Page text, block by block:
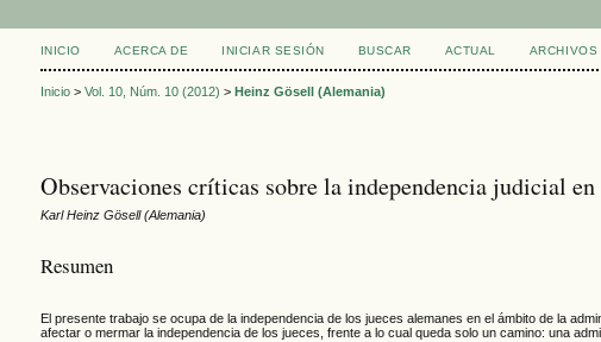
INICIO ACERCA DE INICIAR SESIÓN BUSCAR ACTUAL ARCHIVOS
Inicio> Vol. 10, Núm. 10 (2012) > Heinz Gösell (Alemania)
Observaciones críticas sobre la independencia judicial
Karl Heinz Gösell (Alemania)
Resumen
El presente trabajo se ocupa de la independencia de los jueces alemanes en el ámbito de la
afectar o mermar la independencia de los jueces, frente a lo cual queda solo un camino: una